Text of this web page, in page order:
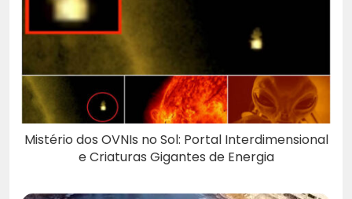
Mistério dos OVNIs no Sol: Portal Interdimensional
e Criaturas Gigantes de Energia